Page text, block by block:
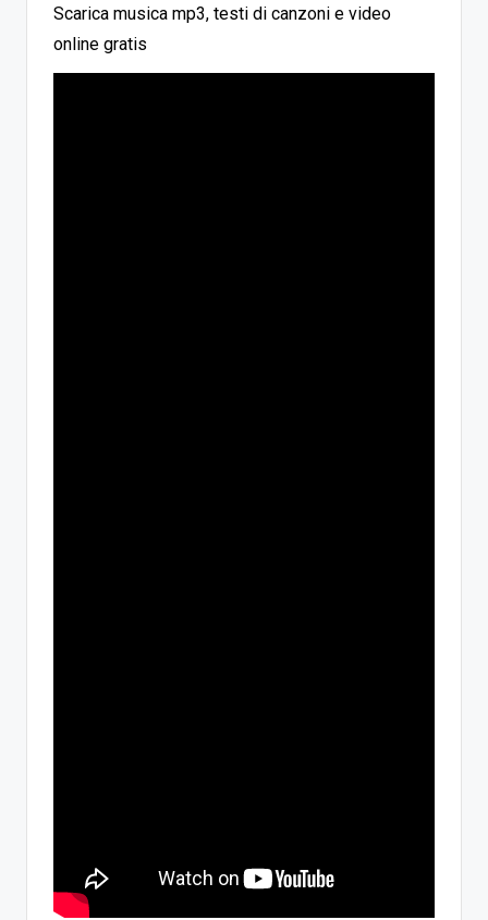
Scarica musica mp3, testi di canzoni e video
online gratis